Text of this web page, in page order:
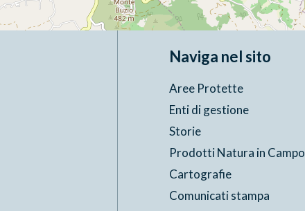
Naviga nel sito
Aree Protette
Enti di gestione
Storie
Prodotti Natura in Campo
Cartografie
Comunicati stampa